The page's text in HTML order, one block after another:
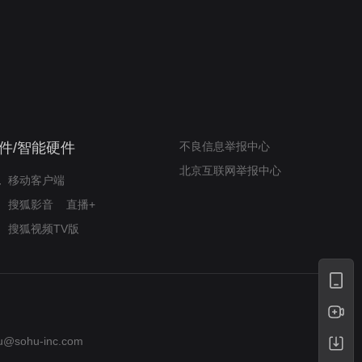
/智能硬件
移动客户端
搜狐影音
直播+
搜狐视频TV版
不良信息举报中心
北京互联网举报中心
inc.com